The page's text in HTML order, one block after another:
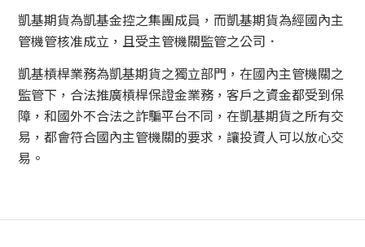
凱基期貨為凱基金控之集團成員，而凱基期貨為經國內主
管機管核准成立，且受主管機關監管之公司．
凱基槓桿業務為凱基期貨之獨立部門，在國內主管機關之
監管下，合法推廣槓桿保證金業務，客戶之資金都受到保
障，和國外不合法之詐騙平台不同，在凱基期貨之所有交
易，都會符合國內主管機關的要求，讓投資人可以放心交
易。